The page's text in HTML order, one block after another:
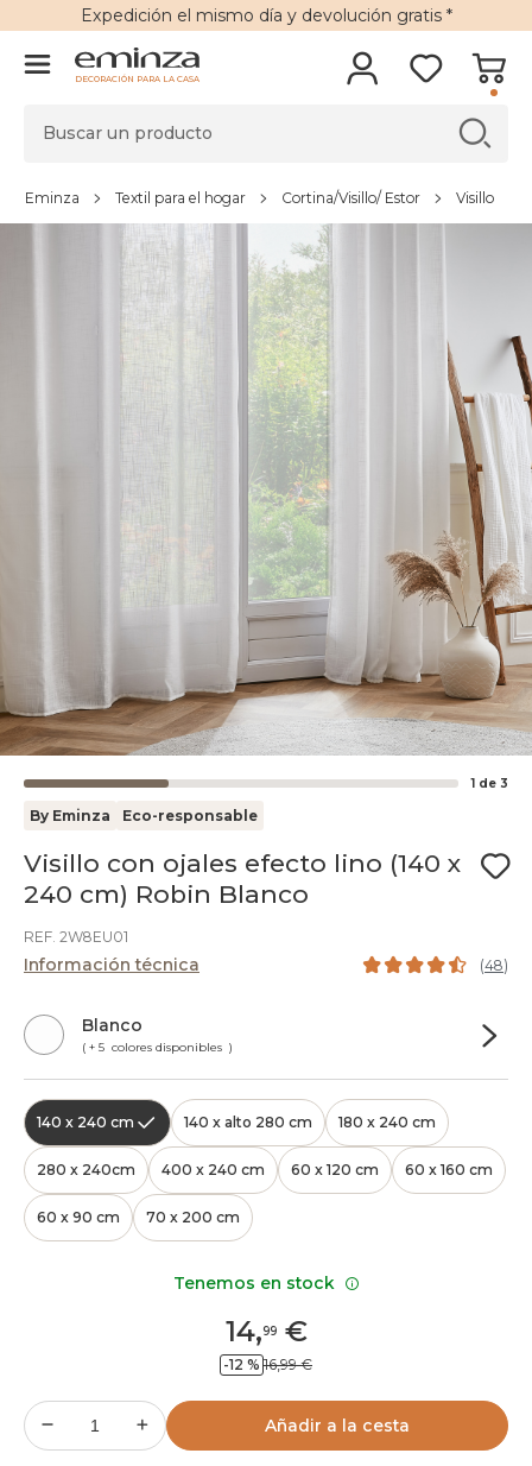
Expedición el mismo día y devolución gratis*
DECORACIÓN PARA LA CASA
Eminza Textil para el hogar Cortina/Visillo/ Estor Visillo
1 de 3
By Eminza Eco-responsable
Visillo con ojales efecto lino (140 x
240 cm) Robin Blanco
REF. 2W8EU01
Información técnica (48)
Blanco
( + 5 colores disponibles )
140 x 240 cm 140 x alto 280 cm 180 x 240 cm
280 x 240cm 400 x 240 cm 60 x 120 cm 60 x 160 cm
60 x 90 cm 70 x 200 cm
14,99€
-12 % 16,99 €
Añadir a la cesta